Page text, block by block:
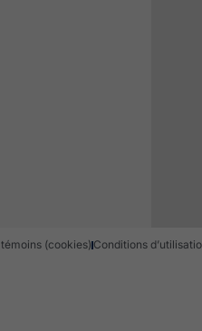
(cookies)Conditions